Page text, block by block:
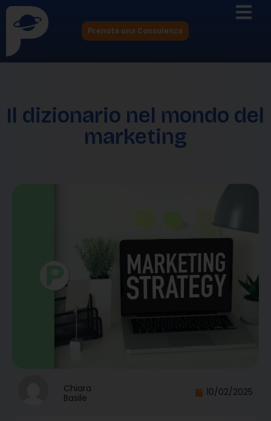
Prenota una Consulenza
Il dizionario nel mondo del
marketing
Chiara
Basile
10/02/2025